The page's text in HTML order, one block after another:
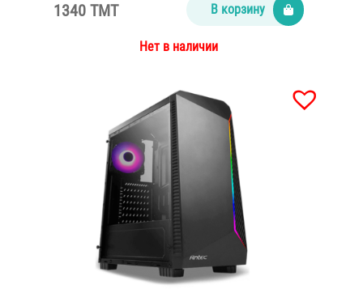
1340 TMT В корзину
Нет в наличии